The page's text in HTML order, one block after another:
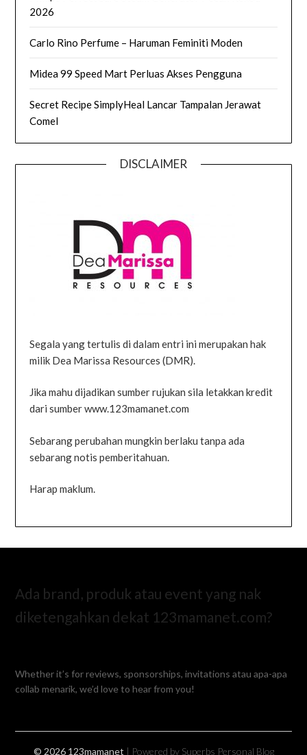
2026
Carlo Rino Perfume – Haruman Feminiti Moden
Midea 99 Speed Mart Perluas Akses Pengguna
Secret Recipe SimplyHeal Lancar Tampalan Jerawat
Comel
DISCLAIMER
Segala yang tertulis di dalam entri ini merupakan hak
milik Dea Marissa Resources (DMR).
Jika mahu dijadikan sumber rujukan sila letakkan kredit
dari sumber www.123mamanet.com
Sebarang perubahan mungkin berlaku tanpa ada
sebarang notis pemberitahuan.
Harap maklum.
Ada brand, produk atau event yang nak
diketengahkan dekat 123mamanet.com?
Whether it’s for reviews, sponsorships, invitations atau apa-apa
collab menarik, we’d love to hear from you!
© 2026 123mamanet | Powered by Superbs Personal Blog